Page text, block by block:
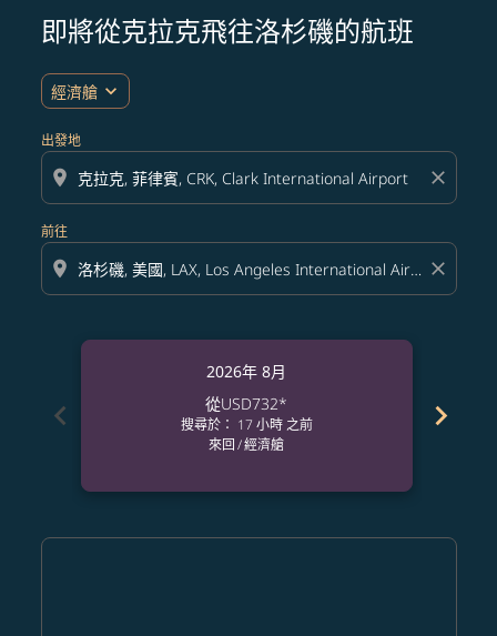
即將從克拉克飛往洛杉磯的航班
經濟艙 expand_more
出發地
location_on close
前往
location_on close
chevron_left
2026年 8月
從USD732*
搜尋於： 17 小時 之前
來回/經濟艙
chevron_right